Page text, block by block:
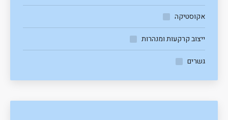
אקוסטיקה
ייצוב קרקעות ומנהרות
גשרים